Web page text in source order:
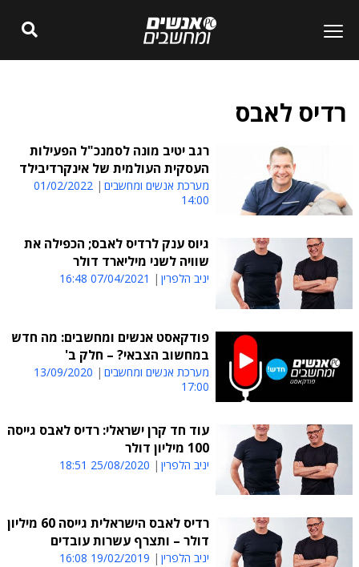
רדיס לאבס
רגב יטיב מונה לסמנכ"ל הפעילות
העסקית העולמית של אינקרדיבילד
מערכת אנשים ומחשבים
01/02/2022
14:00
גיוס ענק לרדיס לאבס; הכפילה את
שוויה לשני מיליארד דולר
יניב הלפרין 07/04/2021 16:48
פודקאסט אנשים ומחשבים: מה חדש
במחשוב הצבאי? – חלק ב'
מערכת אנשים ומחשבים
13/09/2020
17:00
עוד חד קרן ישראלי: רדיס לאבס גייסה
100 מיליון דולר
יניב הלפרין 25/08/2020 18:51
רדיס לאבס הישראלית גייסה 60 מיליון
דולר – ותצרף עשרות עובדים
יניב הלפרין 19/02/2019 16:08